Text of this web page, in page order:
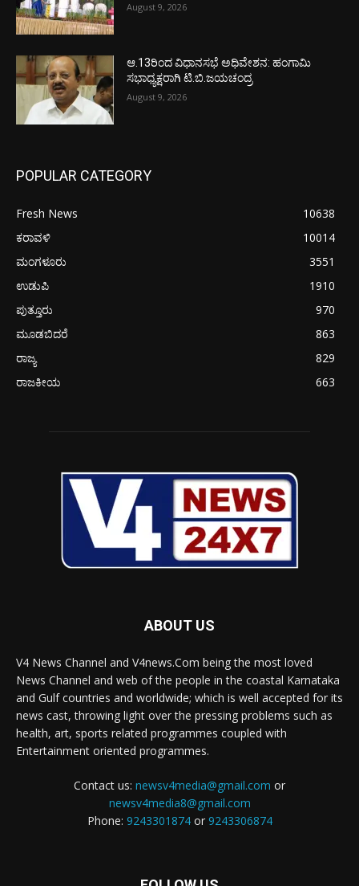
August 9, 2026
ಆ.13ರಿಂದ ವಿಧಾನಸಭೆ ಅಧಿವೇಶನ: ಹಂಗಾಮಿ
ಸಭಾಧ್ಯಕ್ಷರಾಗಿ ಟಿ.ಬಿ.ಜಯಚಂದ್ರ
August 9, 2026
POPULAR CATEGORY
Fresh News
10638
ಕರಾವಳಿ
10014
ಮಂಗಳೂರು
3551
ಉಡುಪಿ
1910
ಪುತ್ತೂರು
970
ಮೂಡಬಿದರೆ
863
ರಾಜ್ಯ
829
ರಾಜಕೀಯ
663
ABOUT US
V4 News Channel and V4news.Com being the most loved
News Channel and web of the people in the coastal Karnataka
and Gulf countries and worldwide; which is well accepted for its
news cast, throwing light over the pressing problems such as
health, art, sports related programmes coupled with
Entertainment oriented programmes.
Contact us: newsv4media@gmail.com or
newsv4media8@gmail.com
Phone: 9243301874or 9243306874